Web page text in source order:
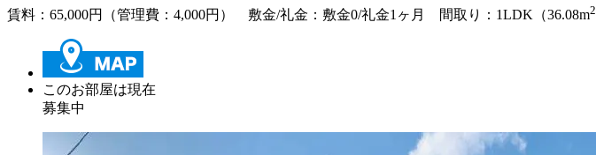
賃料： 65,000円（管理費：4,000円） 敷金/礼金： 敷金0/礼金1ヶ月 間取り：1LDK（36.08m2
このお部屋は現在
募集中